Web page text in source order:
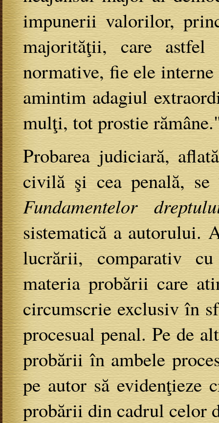
impunerii valorilor,
majorităţii, care
normative, fie ele interne
amintim adagiul
mulţi, tot prostie
Probarea judiciară,
civilă şi cea penală,
Fundamentelor
sistematică a autorului.
lucrării, comparativ
materia probării care
circumscrie exclusiv în
procesual penal. Pe de
probării în ambele
pe autor să evidenţieze
probării din cadrul celor